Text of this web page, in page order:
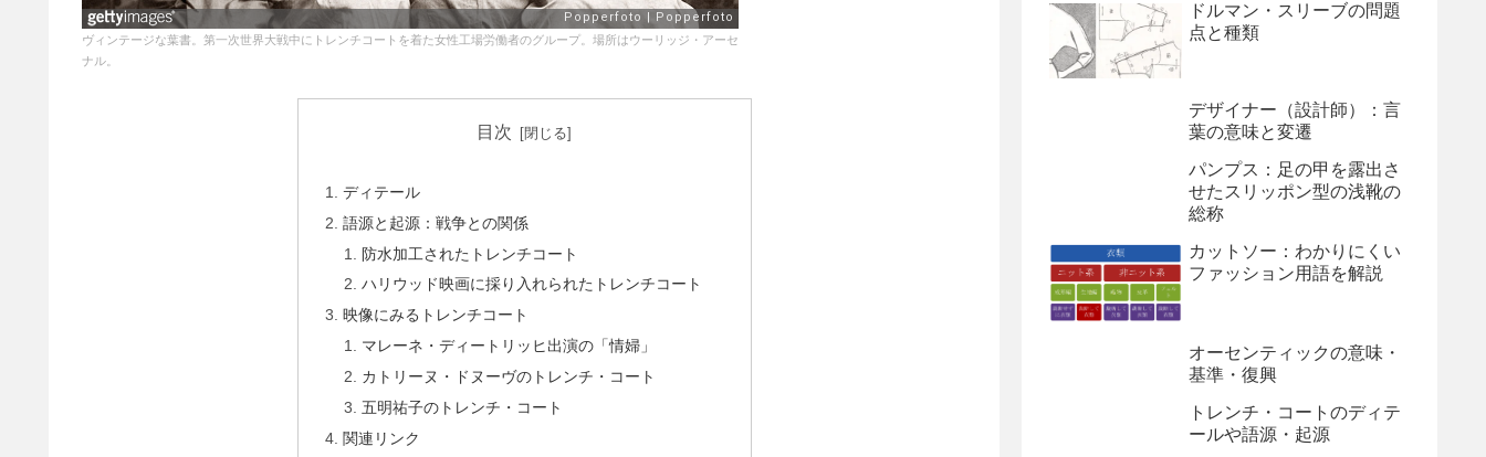
ヴィンテージな葉書。第一次世界大戦中にトレンチコートを着た女性工場労働者のグループ。場所はウーリッジ・アーセ
ナル。
目次
ディテール
語源と起源：戦争との関係
防水加工されたトレンチコート
ハリウッド映画に採り入れられたトレンチコート
映像にみるトレンチコート
マレーネ・ディートリッヒ出演の「情婦」
カトリーヌ・ドヌーヴのトレンチ・コート
五明祐子のトレンチ・コート
関連リンク
ドルマン・スリーブの問題
点と種類
デザイナー（設計師）：言
葉の意味と変遷
パンプス：足の甲を露出さ
せたスリッポン型の浅靴の
総称
カットソー：わかりにくい
ファッション用語を解説
オーセンティックの意味・
基準・復興
トレンチ・コートのディテ
ールや語源・起源